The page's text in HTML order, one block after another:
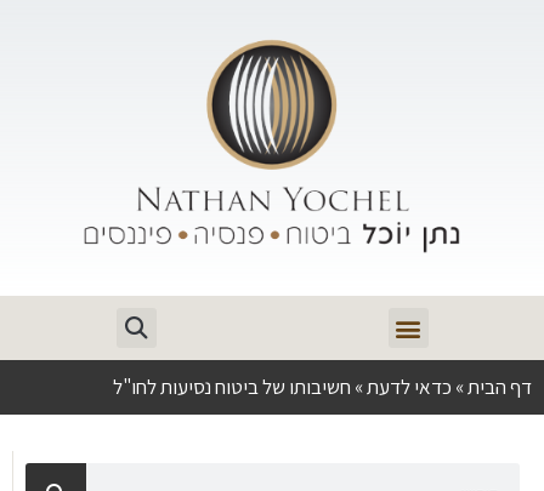
דף הבית» כדאי לדעת» חשיבותו של ביטוח נסיעות לחו"ל